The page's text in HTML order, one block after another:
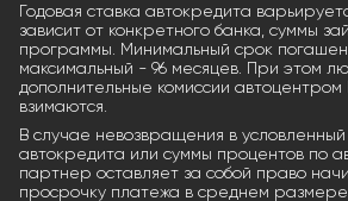
Годовая ставка автокредита
зависит от конкретного банка, суммы
программы. Минимальный срок
максимальный - 96 месяцев. При этом
дополнительные комиссии автоцентром
взимаются.
В случае невозвращения в
автокредита или суммы процентов по
партнер оставляет за собой право
просрочку платежа в среднем размере